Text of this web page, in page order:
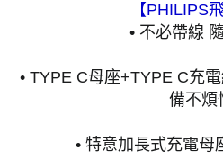
【PHILIPS
• 不必帶線
• TYPE C母座+TYPE C充
備不煩
• 特意加長式充電母